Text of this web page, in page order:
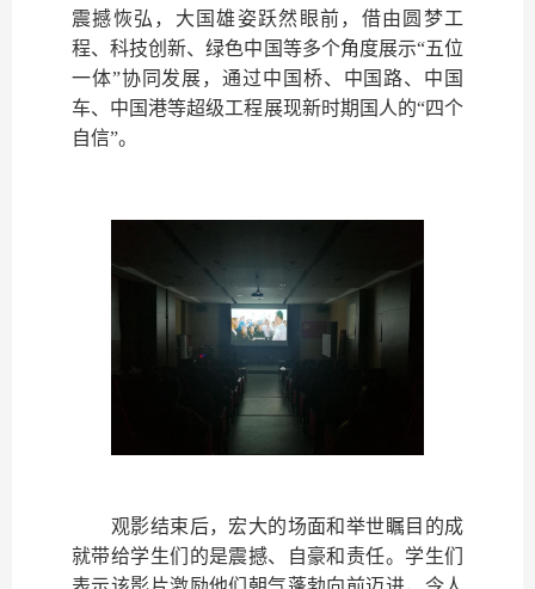
震撼恢弘，大国雄姿跃然眼前，借由圆梦工
程、科技创新、绿色中国等多个角度展示“五位
一体”协同发展，通过中国桥、中国路、中国
车、中国港等超级工程展现新时期国人的“四个
自信”。
观影结束后，宏大的场面和举世瞩目的成
就带给学生们的是震撼、自豪和责任。学生们